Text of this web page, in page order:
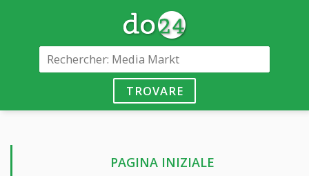
TROVARE
PAGINA INIZIALE